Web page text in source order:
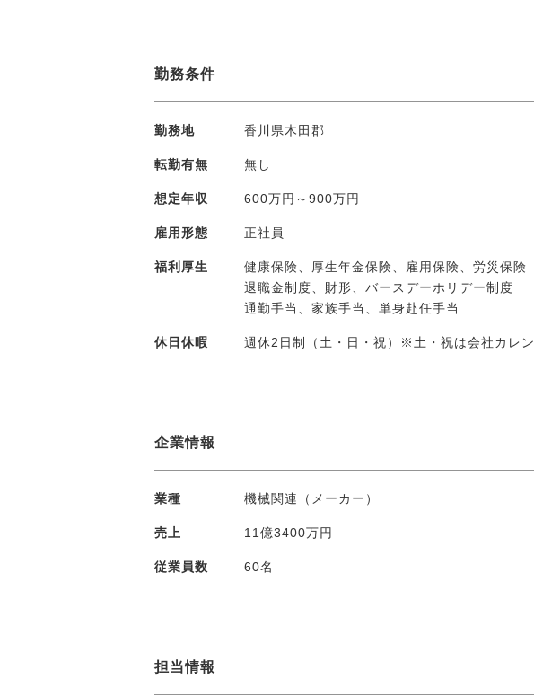
勤務条件
勤務地 香川県木田郡
転勤有無 無し
想定年収 600万円～900万円
雇用形態 正社員
福利厚生
健康保険、厚生年金保険、雇用保険、労災保険
退職金制度、財形、バースデーホリデー制度
通勤手当、家族手当、単身赴任手当
休日休暇 週休2日制（土・日・祝）※土・祝は会社カレ
企業情報
業種 機械関連（メーカー）
売上 11億3400万円
従業員数 60名
担当情報